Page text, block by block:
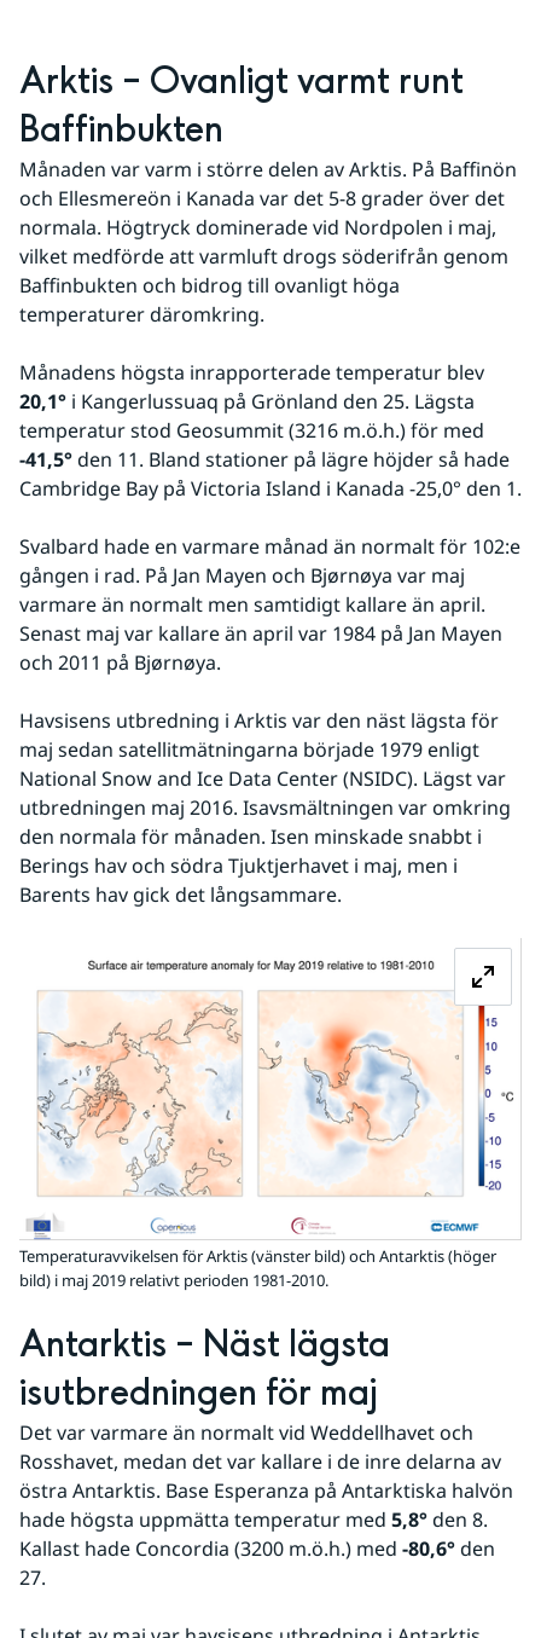
Arktis – Ovanligt varmt runt
Baffinbukten
Månaden var varm i större delen av Arktis. På Baffinön
och Ellesmereön i Kanada var det 5-8 grader över det
normala. Högtryck dominerade vid Nordpolen i maj,
vilket medförde att varmluft drogs söderifrån genom
Baffinbukten och bidrog till ovanligt höga
temperaturer däromkring.
20,1° i Kangerlussuaq på Grönland den 25. Lägsta
-41,5° den 11. Bland stationer på lägre höjder så hade
Cambridge Bay på Victoria Island i Kanada -25,0° den 1.
Svalbard hade en varmare månad än normalt för 102:e
gången i rad. På Jan Mayen och Bjørnøya var maj
varmare än normalt men samtidigt kallare än april.
Senast maj var kallare än april var 1984 på Jan Mayen
och 2011 på Bjørnøya.
Havsisens utbredning i Arktis var den näst lägsta för
maj sedan satellitmätningarna började 1979 enligt
National Snow and Ice Data Center (NSIDC). Lägst var
utbredningen maj 2016. Isavsmältningen var omkring
den normala för månaden. Isen minskade snabbt i
Berings hav och södra Tjuktjerhavet i maj, men i
Barents hav gick det långsammare.
Temperaturavvikelsen för Arktis (vänster bild) och Antarktis (höger
bild) i maj 2019 relativt perioden 1981-2010.
Antarktis – Näst lägsta
isutbredningen för maj
Det var varmare än normalt vid Weddellhavet och
Rosshavet, medan det var kallare i de inre delarna av
östra Antarktis. Base Esperanza på Antarktiska halvön
hade högsta uppmätta temperatur med 5,8° den 8.
Kallast hade Concordia (3200 m.ö.h.) med -80,6° den
27.